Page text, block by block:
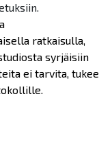
ratkaisulla,
syrjäisiin
ei tarvita, tukee